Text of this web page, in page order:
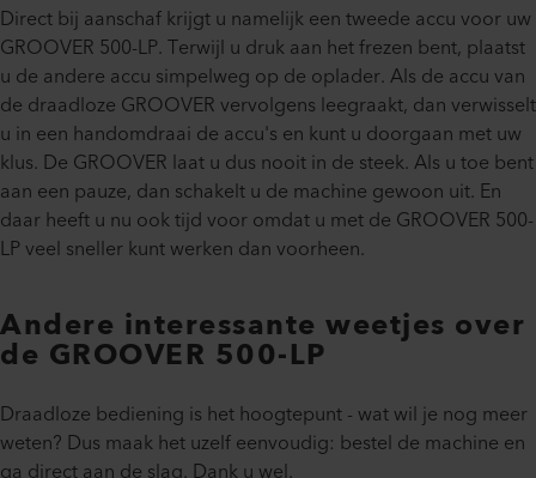
Direct bij aanschaf krijgt u namelijk een tweede accu voor uw
GROOVER 500-LP. Terwijl u druk aan het frezen bent, plaatst
u de andere accu simpelweg op de oplader. Als de accu van
de draadloze GROOVER vervolgens leegraakt, dan verwisselt
u in een handomdraai de accu's en kunt u doorgaan met uw
klus. De GROOVER laat u dus nooit in de steek. Als u toe bent
aan een pauze, dan schakelt u de machine gewoon uit. En
daar heeft u nu ook tijd voor omdat u met de GROOVER 500-
LP veel sneller kunt werken dan voorheen.
Andere interessante weetjes over
de GROOVER 500-LP
Draadloze bediening is het hoogtepunt - wat wil je nog meer
weten? Dus maak het uzelf eenvoudig: bestel de machine en